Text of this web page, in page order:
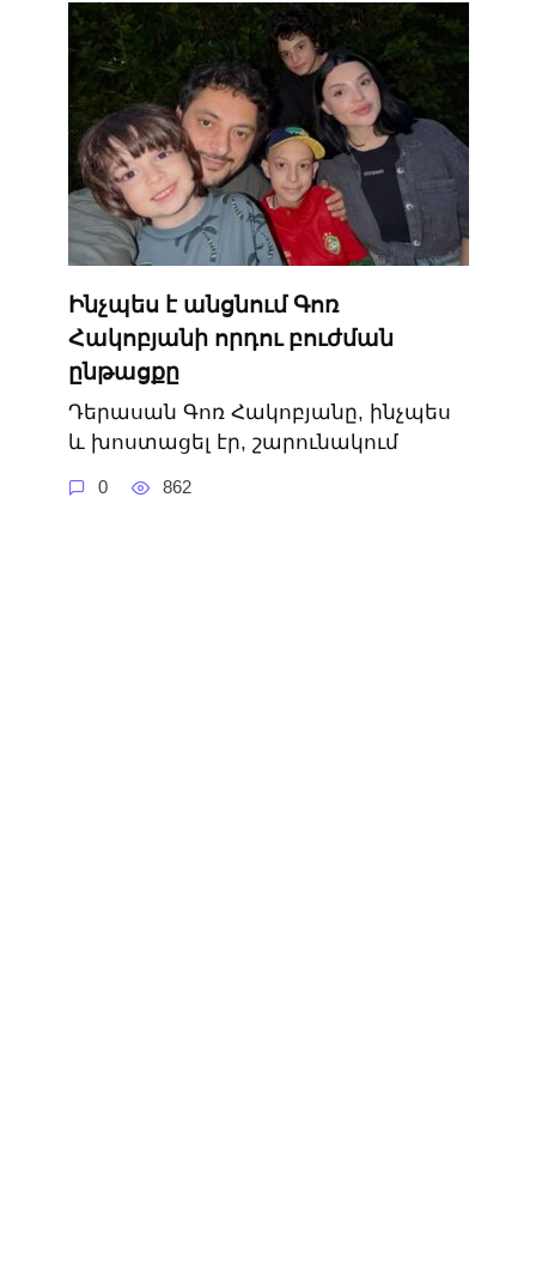
Ինչպես է անցնում Գոռ
Հակոբյանի որդու բուժման
ընթացքը
Դերասան Գոռ Հակոբյանը, ինչպես
և խոստացել էր, շարունակում
0 862